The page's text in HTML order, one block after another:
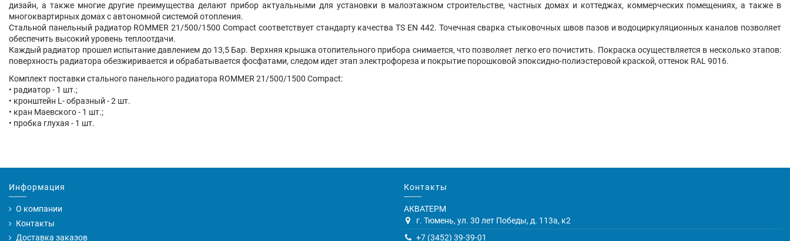
дизайн, а также многие другие преимущества делают прибор актуальными для установки в малоэтажном строительстве, частных домах и коттеджах, коммерческих помещениях, а также в
многоквартирных домах с автономной системой отопления.
Стальной панельный радиатор ROMMER 21/500/1500 Compact соответствует стандарту качества TS EN 442. Точечная сварка стыковочных швов пазов и водоциркуляционных каналов позволяет
обеспечить высокий уровень теплоотдачи.
Каждый радиатор прошел испытание давлением до 13,5 Бар. Верхняя крышка отопительного прибора снимается, что позволяет легко его почистить. Покраска осуществляется в несколько этапов:
поверхность радиатора обезжиривается и обрабатывается фосфатами, следом идет этап электрофореза и покрытие порошковой эпоксидно-полиэстеровой краской, оттенок RAL 9016.
Комплект поставки стального панельного радиатора ROMMER 21/500/1500 Compact:
• радиатор - 1 шт.;
• кронштейн L- образный - 2 шт.
• кран Маевского - 1 шт.;
• пробка глухая - 1 шт.
Информация
О компании
Контакты
Доставка заказов
Контакты
АКВАТЕРМ
г. Тюмень, ул. 30 лет Победы, д. 113а, к2
+7 (3452) 39-39-01